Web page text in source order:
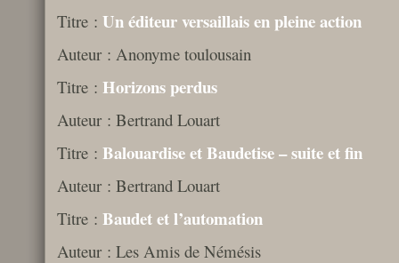
Titre : Un éditeur versaillais en pleine action
Auteur : Anonyme toulousain
Titre : Horizons perdus
Auteur : Bertrand Louart
Titre : Balouardise et Baudetise – suite et fin
Auteur : Bertrand Louart
Titre : Baudet et l’automation
Auteur : Les Amis de Némésis